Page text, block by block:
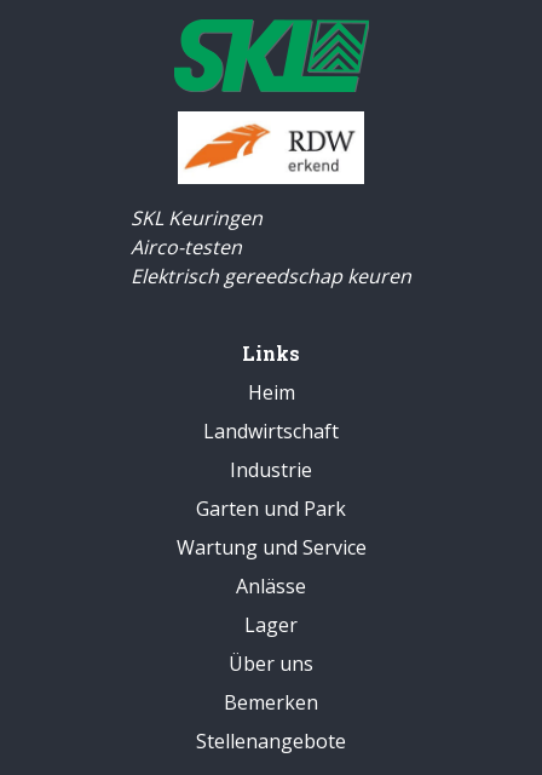
SKL Keuringen
Airco-testen
Elektrisch gereedschap keuren
Links
Heim
Landwirtschaft
Industrie
Garten und Park
Wartung und Service
Anlässe
Lager
Über uns
Bemerken
Stellenangebote